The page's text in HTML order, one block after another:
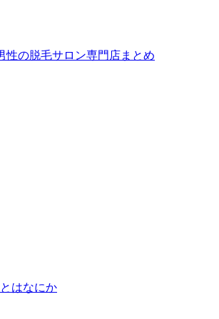
性の脱毛サロン専門店まとめ
はなにか